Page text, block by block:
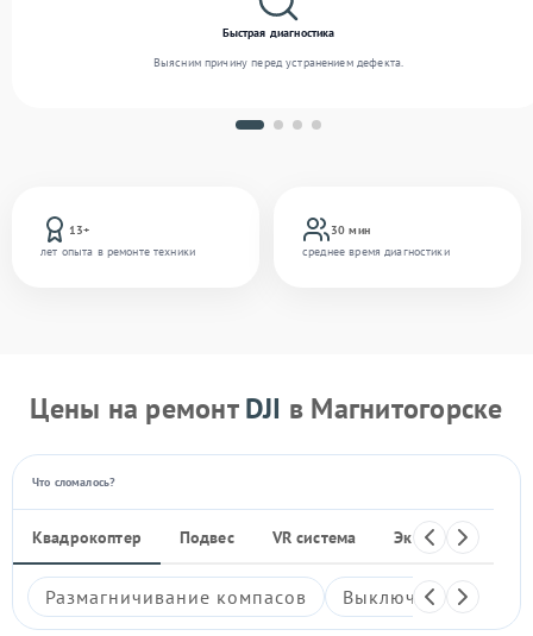
13+
лет опыта в ремонте техники
30 мин
среднее время диагностики
Быстрая диагностика
Выясним причину перед устранением дефекта.
Цены на ремонтDJI в Магнитогорске
Что сломалось?
Квадрокоптер Подвес VR система Экшен-камера
Размагничивание компасов Выключается